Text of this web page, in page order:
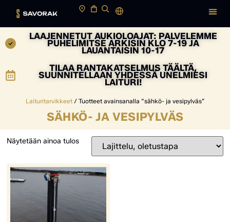
LAAJENNETUT AUKIOLOAJAT: PALVELEMME
PUHELIMITSE ARKISIN KLO 7-19 JA
LAUANTAISIN 10-17
TILAA RANTAKATSELMUS TÄÄLTÄ,
SUUNNITELLAAN YHDESSÄ UNELMIESI
LAITURI!
Laituritarvikkeet/ Tuotteet avainsanalla “sähkö- ja vesipylväs”
SÄHKÖ- JA VESIPYLVÄS
Näytetään ainoa tulos